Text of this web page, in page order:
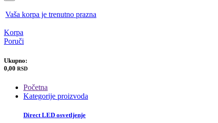
Vaša korpa je trenutno prazna
Korpa
Poruči
Ukupno:
0,00 RSD
Početna
Kategorije proizvoda
Direct LED osvetljenje